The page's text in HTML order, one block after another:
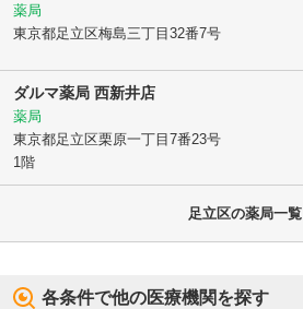
薬局
東京都足立区梅島三丁目32番7号
ダルマ薬局 西新井店
薬局
東京都足立区栗原一丁目7番23号
1階
足立区の薬局一覧
各条件で他の医療機関を探す